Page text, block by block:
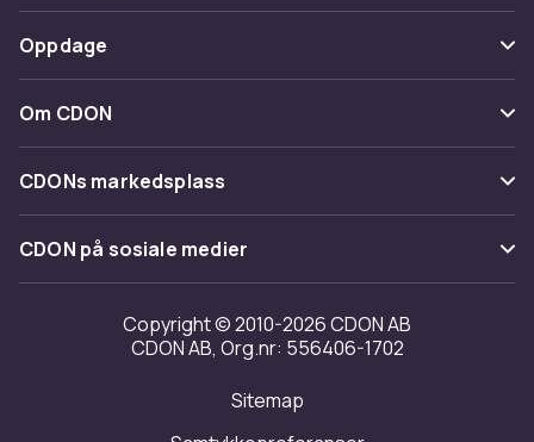
Spor pakke
Angre & returner her
Kontakt oss
Betaling
Levering
Tilbakekallinger
Oppdage
Kategorier
Varemerker
Om CDON
Om oss
Kundeanmeldelser
Jobbe på CDON
Investor relations
Tilgjengelighet
CDONs markedsplass
Merchant Help Center
CDON på sosiale medier
Copyright © 2010-2026 CDON AB
CDON AB, Org.nr: 556406-1702
Sitemap